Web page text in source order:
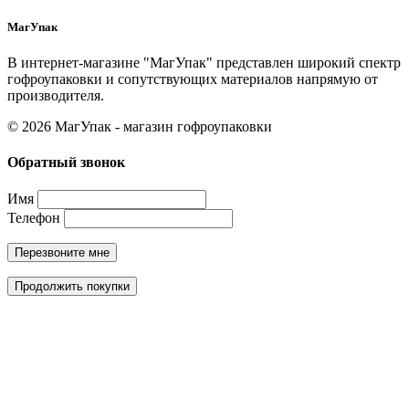
МагУпак
В интернет-магазине "МагУпак" представлен широкий спектр
гофроупаковки и сопутствующих материалов напрямую от
производителя.
© 2026 МагУпак - магазин гофроупаковки
Обратный звонок
Имя
Телефон
Перезвоните мне
Продолжить покупки